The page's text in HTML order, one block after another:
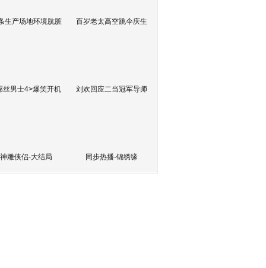
生产场地环境肮脏 百岁老太高空跳伞庆生
丝男士4>爆笑开机 刘欢回应二当冠军导师
神雕侠侣-大结局 同步热播-锦绣缘